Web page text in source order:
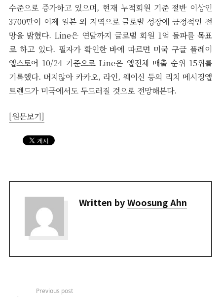
수준으로 증가하고 있으며, 현재 누적회원 기준 절반 이상인
3700만이 이제 일본 외 지역으로 글로벌 성장에 긍정적인 전
망을 밝혔다. Line은 연말까지 글로벌 회원 1억 돌파를 목표
로 하고 있다. 필자가 확인한 바에 따르면 미국 구글 플레이
앱스토어 10/24 기준으로 Line은 앱전체 매출 순위 15위를
기록했다. 머지않아 카카오, 라인, 웨이신 등의 리치 메시징앱
트렌드가 미국에서도 두드러질 것으로 전망해본다.
[원문보기]
Written byWoosung Ahn
Previous post